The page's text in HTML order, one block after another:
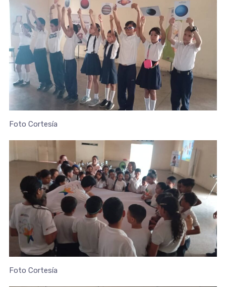
Foto Cortesía
Foto Cortesía